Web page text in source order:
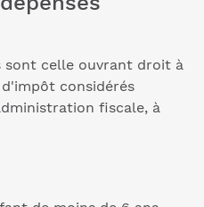
sont celle ouvrant droit à
considérés
fiscale, à